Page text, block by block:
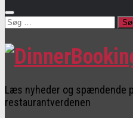
Søg
Læs nyheder og spændende
restaurantverdenen